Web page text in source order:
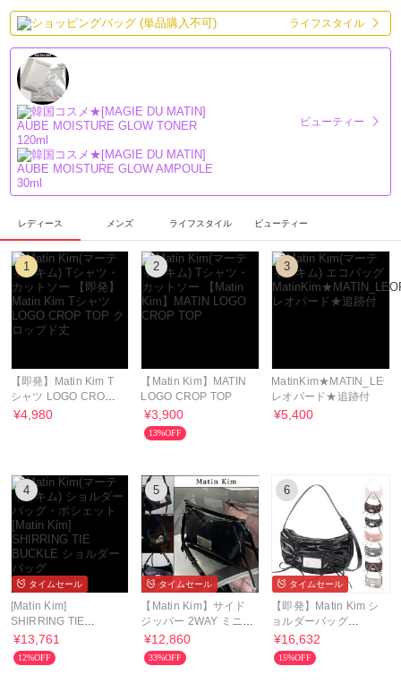
ライフスタイル
ビューティー
レディース メンズ ライフスタイル ビューティー
1
【即発】Matin Kim T
シャツ LOGO CROP
TOP クロップド丈
¥4,980
2
【Matin Kim】MATIN
LOGO CROP TOP
¥3,900
13%OFF
3
レオパード★追跡付
¥5,400
4
タイムセール
[Matin Kim]
SHIRRING TIE
BUCKLE ショルダー
バッグ
¥13,761
12%OFF
5
タイムセール
【Matin Kim】サイド
ジッパー 2WAY ミニ
クロスボディバッグ
¥12,860
33%OFF
6
タイムセール
【即発】Matin Kim シ
ョルダーバッグ
MK2411BG002M
2way
¥16,632
15%OFF